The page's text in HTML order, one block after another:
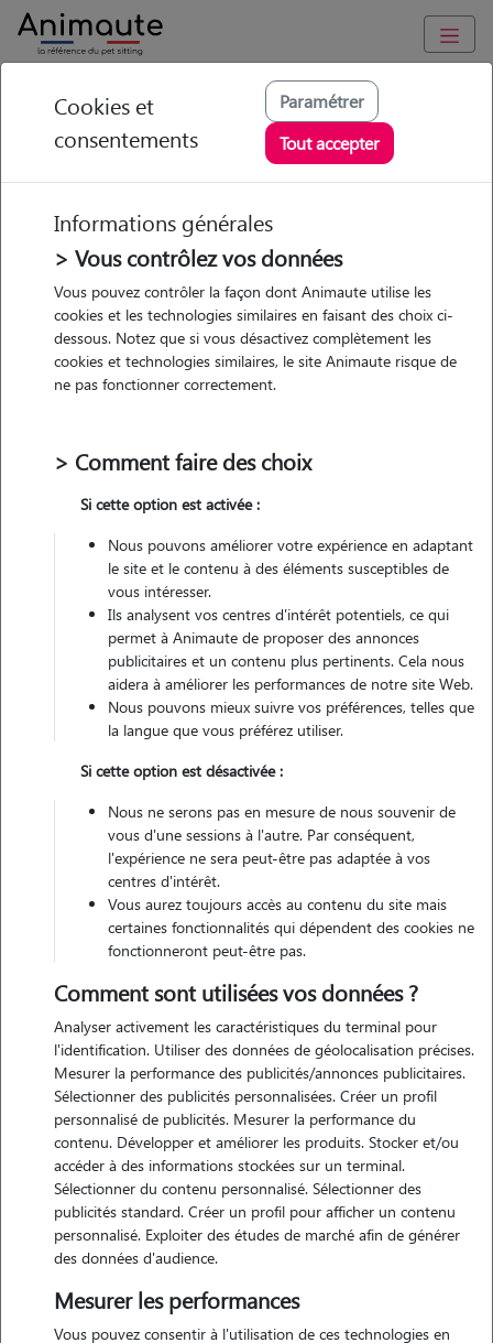
Animaute Pays-de-la-Loire Maine-et-Loire/Cholet
Audrey - Petsitter à
CHOLET
5/5 (2 avis)
• 29 ans
chez le Pet Sitter
1 animal Appartement
Véhiculé
Gardes réalisées
Contacter
L'envoi d'une demande est sans engagement
Motivation
je suis audrey, j'ai 27ans. je suis intermittente du spectacle , je suis en
pause hivernal jusqu'à debut mars 2024. je serai ravis de pouvoir
garder, promener, leurs donner à manger,jouer avec vos chiens et
chats. pouvoir leurs apporter une présence pendant votre absence ce
Cookies et
consentements
Paramétrer
Tout accepter
Informations générales
> Vous contrôlez vos données
Vous pouvez contrôler la façon dont Animaute utilise les
cookies et les technologies similaires en faisant des choix ci-
dessous. Notez que si vous désactivez complètement les
cookies et technologies similaires, le site Animaute risque de
ne pas fonctionner correctement.
> Comment faire des choix
Si cette option est activée :
Nous pouvons améliorer votre expérience en adaptant
le site et le contenu à des éléments susceptibles de
vous intéresser.
Ils analysent vos centres d'intérêt potentiels, ce qui
permet à Animaute de proposer des annonces
publicitaires et un contenu plus pertinents. Cela nous
aidera à améliorer les performances de notre site Web.
Nous pouvons mieux suivre vos préférences, telles que
la langue que vous préférez utiliser.
Si cette option est désactivée :
Nous ne serons pas en mesure de nous souvenir de
vous d'une sessions à l'autre. Par conséquent,
l'expérience ne sera peut-être pas adaptée à vos
centres d'intérêt.
Vous aurez toujours accès au contenu du site mais
certaines fonctionnalités qui dépendent des cookies ne
fonctionneront peut-être pas.
Comment sont utilisées vos données ?
Analyser activement les caractéristiques du terminal pour
l'identification. Utiliser des données de géolocalisation précises.
Mesurer la performance des publicités/annonces publicitaires.
Sélectionner des publicités personnalisées. Créer un profil
personnalisé de publicités. Mesurer la performance du
contenu. Développer et améliorer les produits. Stocker et/ou
accéder à des informations stockées sur un terminal.
Sélectionner du contenu personnalisé. Sélectionner des
publicités standard. Créer un profil pour afficher un contenu
personnalisé. Exploiter des études de marché afin de générer
des données d'audience.
Mesurer les performances
Vous pouvez consentir à l'utilisation de ces technologies en